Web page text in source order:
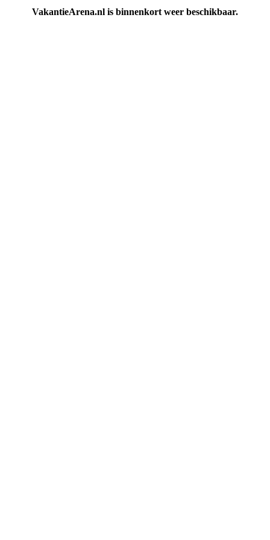
VakantieArena.nl is binnenkort weer beschikbaar.